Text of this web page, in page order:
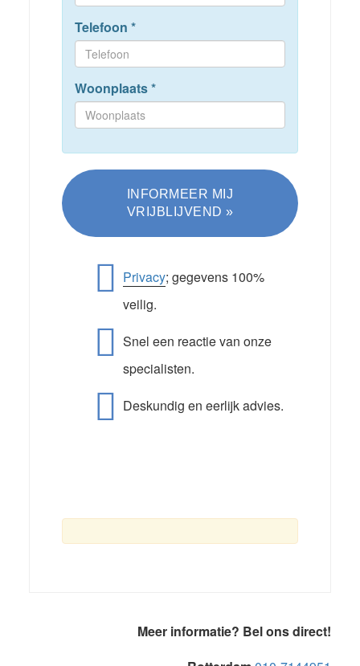
Telefoon *
Woonplaats*
Privacy; gegevens 100%
veilig.
Snel een reactie van onze
specialisten.
Deskundig en eerlijk advies.
Meer informatie? Bel ons direct!